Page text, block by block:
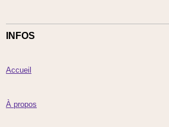
INFOS
Accueil
À propos